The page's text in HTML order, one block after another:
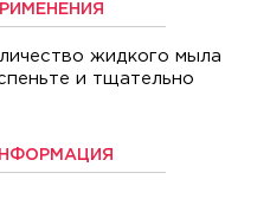
жидкого мыла
и тщательно